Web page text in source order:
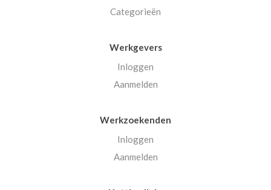
Categorieën
Werkgevers
Inloggen
Aanmelden
Werkzoekenden
Inloggen
Aanmelden